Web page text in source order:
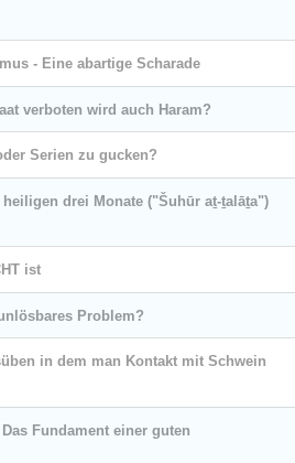
- Eine abartige Scharade
verboten wird auch Haram?
Serien zu gucken?
drei Monate ("Šuhūr aṯ-ṯalāṯa")
ist
Problem?
in dem man Kontakt mit Schwein
Fundament einer guten